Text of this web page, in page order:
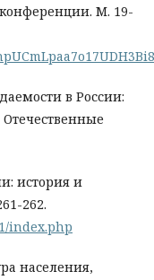
М. 19-
в России:
история и
262.
index.php
населения,